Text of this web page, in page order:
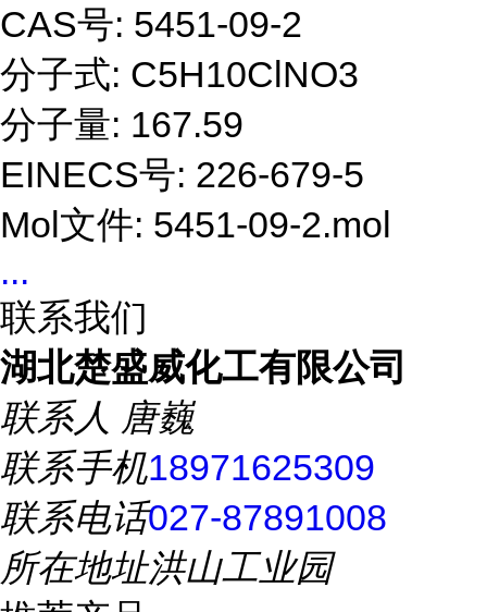
CAS号: 5451-09-2
分子式: C5H10ClNO3
分子量: 167.59
EINECS号: 226-679-5
Mol文件: 5451-09-2.mol
...
联系我们
湖北楚盛威化工有限公司
联系人 唐巍
联系手机18971625309
联系电话027-87891008
所在地址洪山工业园